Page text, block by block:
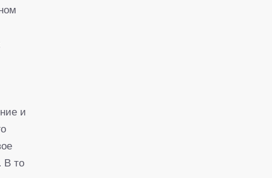
и
В то